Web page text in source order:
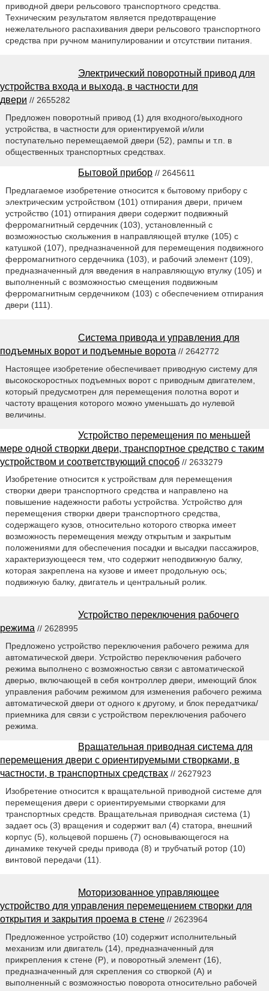
приводной двери рельсового транспортного средства.
Техническим результатом является предотвращение
нежелательного распахивания двери рельсового транспортного
средства при ручном манипулировании и отсутствии питания.
Электрический поворотный привод для
устройства входа и выхода, в частности для
двери // 2655282
Предложен поворотный привод (1) для входного/выходного
устройства, в частности для ориентируемой и/или
поступательно перемещаемой двери (52), рампы и т.п. в
общественных транспортных средствах.
Бытовой прибор // 2645611
Предлагаемое изобретение относится к бытовому прибору с
электрическим устройством (101) отпирания двери, причем
устройство (101) отпирания двери содержит подвижный
ферромагнитный сердечник (103), установленный с
возможностью скольжения в направляющей втулке (105) с
катушкой (107), предназначенной для перемещения подвижного
ферромагнитного сердечника (103), и рабочий элемент (109),
предназначенный для введения в направляющую втулку (105) и
выполненный с возможностью смещения подвижным
ферромагнитным сердечником (103) с обеспечением отпирания
двери (111).
Система привода и управления для
подъемных ворот и подъемные ворота // 2642772
Настоящее изобретение обеспечивает приводную систему для
высокоскоростных подъемных ворот с приводным двигателем,
который предусмотрен для перемещения полотна ворот и
частоту вращения которого можно уменьшать до нулевой
величины.
Устройство перемещения по меньшей
мере одной створки двери, транспортное средство с таким
устройством и соответствующий способ // 2633279
Изобретение относится к устройствам для перемещения
створки двери транспортного средства и направлено на
повышение надежности работы устройства. Устройство для
перемещения створки двери транспортного средства,
содержащего кузов, относительно которого створка имеет
возможность перемещения между открытым и закрытым
положениями для обеспечения посадки и высадки пассажиров,
характеризующееся тем, что содержит неподвижную балку,
которая закреплена на кузове и имеет продольную ось;
подвижную балку, двигатель и центральный ролик.
Устройство переключения рабочего
режима // 2628995
Предложено устройство переключения рабочего режима для
автоматической двери. Устройство переключения рабочего
режима выполнено с возможностью связи с автоматической
дверью, включающей в себя контроллер двери, имеющий блок
управления рабочим режимом для изменения рабочего режима
автоматической двери от одного к другому, и блок передатчика/
приемника для связи с устройством переключения рабочего
режима.
Вращательная приводная система для
перемещения двери с ориентируемыми створками, в
частности, в транспортных средствах // 2627923
Изобретение относится к вращательной приводной системе для
перемещения двери с ориентируемыми створками для
транспортных средств. Вращательная приводная система (1)
задает ось (3) вращения и содержит вал (4) статора, внешний
корпус (5), кольцевой поршень (7) основывающегося на
динамике текучей среды привода (8) и трубчатый ротор (10)
винтовой передачи (11).
Моторизованное управляющее
устройство для управления перемещением створки для
открытия и закрытия проема в стене // 2623964
Предложенное устройство (10) содержит исполнительный
механизм или двигатель (14), предназначенный для
прикрепления к стене (Р), и поворотный элемент (16),
предназначенный для скрепления со створкой (А) и
выполненный с возможностью поворота относительно рабочей